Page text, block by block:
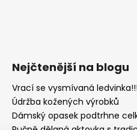
Nejčtenější na blogu
Vrací se vysmívaná ledvinka!!!
Údržba kožených výrobků
Dámský opasek podtrhne